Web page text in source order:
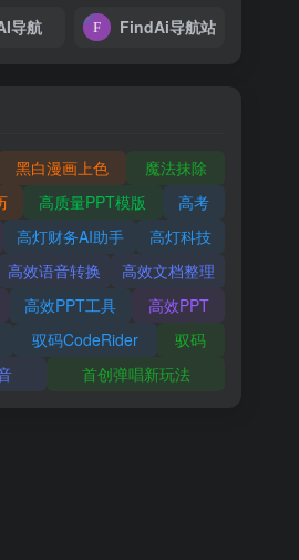
导航 FindAi导航站
黑白漫画上色
魔法抹除
高质量PPT模版
高考
高灯财务AI助手
高灯科技
高效语音转换
高效文档整理
高效PPT工具
高效PPT
驭码CodeRider
驭码
首创弹唱新玩法